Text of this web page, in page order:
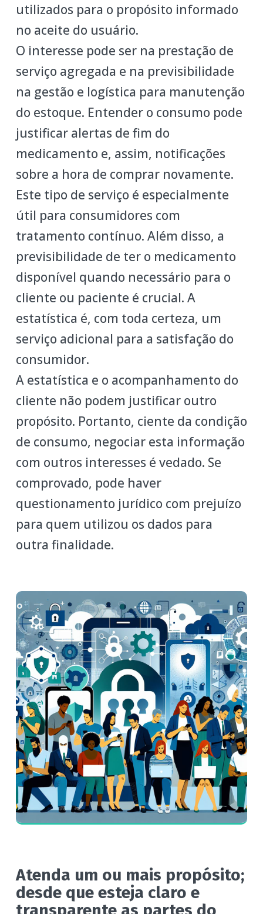
utilizados para o propósito informado
no aceite do usuário.
O interesse pode ser na prestação de
serviço agregada e na previsibilidade
na gestão e logística para manutenção
do estoque. Entender o consumo pode
justificar alertas de fim do
medicamento e, assim, notificações
sobre a hora de comprar novamente.
Este tipo de serviço é especialmente
útil para consumidores com
tratamento contínuo. Além disso, a
previsibilidade de ter o medicamento
disponível quando necessário para o
cliente ou paciente é crucial. A
estatística é, com toda certeza, um
serviço adicional para a satisfação do
consumidor.
A estatística e o acompanhamento do
cliente não podem justificar outro
propósito. Portanto, ciente da condição
de consumo, negociar esta informação
com outros interesses é vedado. Se
comprovado, pode haver
questionamento jurídico com prejuízo
para quem utilizou os dados para
outra finalidade.
Atenda um ou mais propósito;
desde que esteja claro e
transparente as partes do